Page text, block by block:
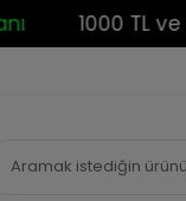
1000 TL ve